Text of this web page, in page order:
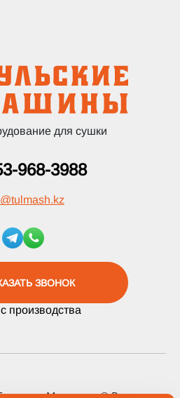
для сушки
968-3988
@tulmash.kz
ЗВОНОК
производства